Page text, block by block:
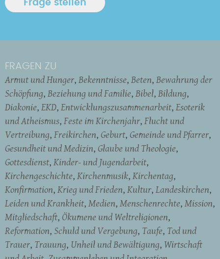
FRAGEN ZU
Armut und Hunger Bekenntnisse Beten Bewahrung der
Schöpfung Beziehung und Familie Bibel Bildung
Diakonie EKD Entwicklungszusammenarbeit Esoterik
und Atheismus Feste im Kirchenjahr Flucht und
Vertreibung Freikirchen Geburt Gemeinde und Pfarrer
Gesundheit und Medizin Glaube und Theologie
Gottesdienst Kinder- und Jugendarbeit
Kirchengeschichte Kirchenmusik Kirchentag
Konfirmation Krieg und Frieden Kultur Landeskirchen
Leiden und Krankheit Medien Menschenrechte Mission
Mitgliedschaft Ökumene und Weltreligionen
Reformation Schuld und Vergebung Taufe Tod und
Trauer Trauung Unheil und Bewältigung Wirtschaft